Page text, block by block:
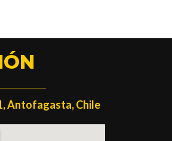
Antofagasta, Chile